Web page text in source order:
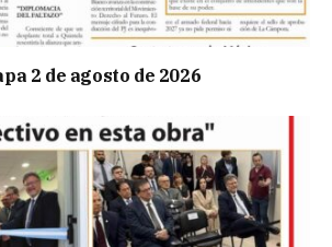
2 de agosto de 2026